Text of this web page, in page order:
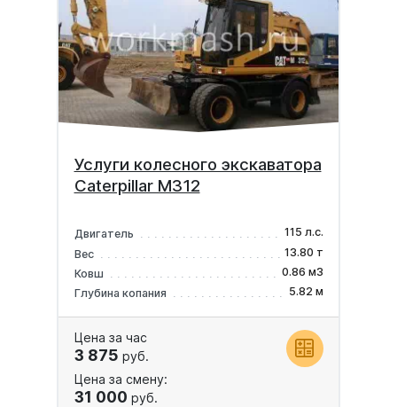
Услуги колесного экскаватора
Caterpillar M312
Двигатель
115 л.с.
Вес
13.80 т
Ковш
0.86 м3
Глубина копания
5.82 м
Цена за час
3 875 руб.
Цена за смену:
31 000 руб.